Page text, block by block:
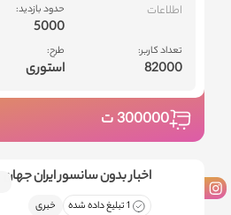
اطلاعات
تعداد کاربر:
82000
حدود بازدید:
5000
طرح:
استوری
300000ت
اخبار بدون سانسور ایران جهان
1 تبلیغ داده شده خبری